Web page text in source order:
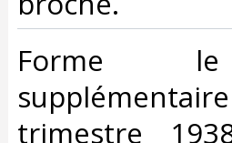
‎Forme le
trimestre